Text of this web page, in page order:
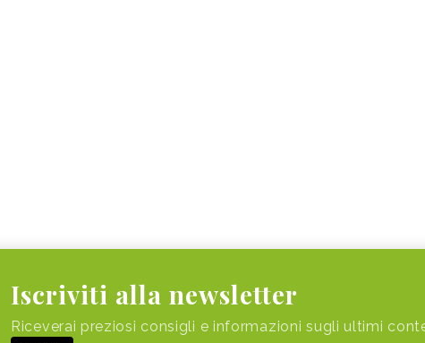
Iscriviti alla newsletter
Riceverai preziosi consigli e informazioni sugli ultimi